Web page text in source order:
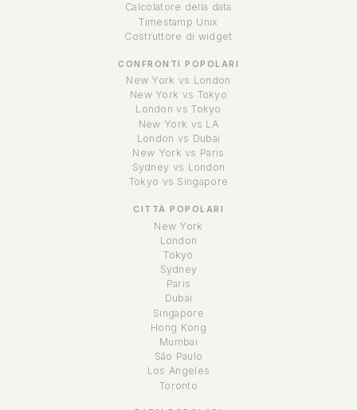
Calcolatore della data
Timestamp Unix
Costruttore di widget
CONFRONTI POPOLARI
New York vs London
New York vs Tokyo
London vs Tokyo
New York vs LA
London vs Dubai
New York vs Paris
Sydney vs London
Tokyo vs Singapore
CITTÀ POPOLARI
New York
London
Tokyo
Sydney
Paris
Dubai
Singapore
Hong Kong
Mumbai
São Paulo
Los Angeles
Toronto